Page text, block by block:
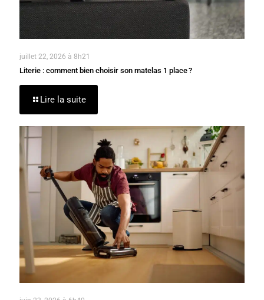
juillet 22, 2026 à 8h21
Literie : comment bien choisir son matelas 1 place ?
Lire la suite